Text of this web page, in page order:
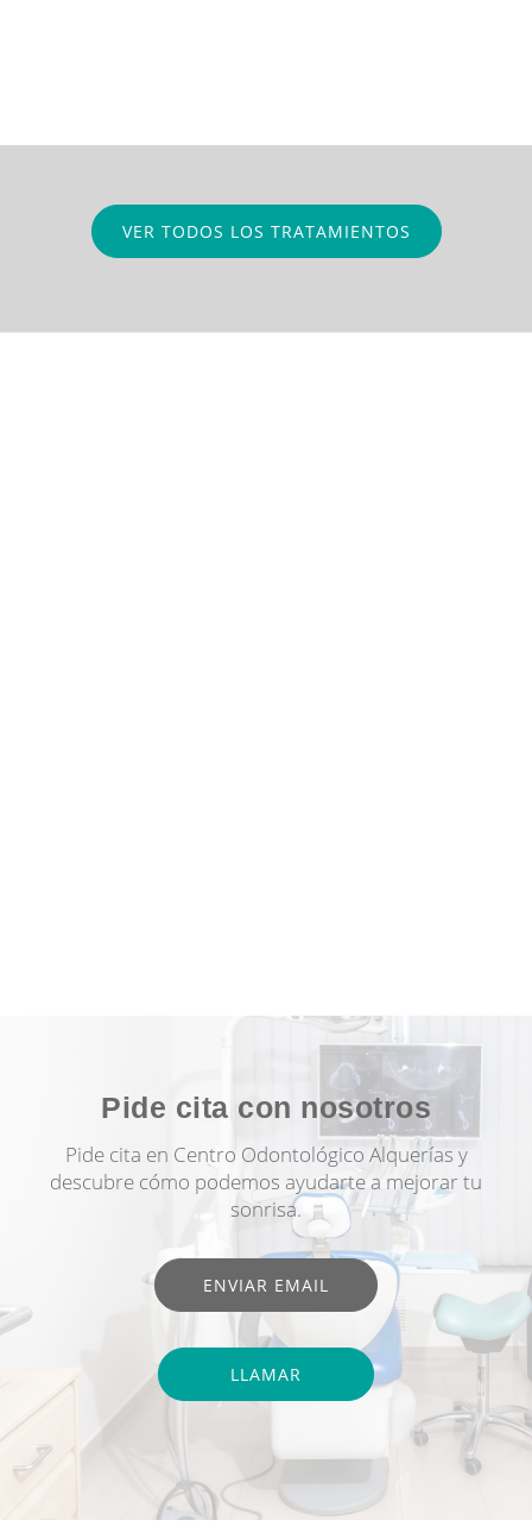
VER TODOS LOS TRATAMIENTOS
Pide cita con nosotros
Pide cita en Centro Odontológico Alquerías y
descubre cómo podemos ayudarte a mejorar tu
sonrisa.
ENVIAR EMAIL
LLAMAR